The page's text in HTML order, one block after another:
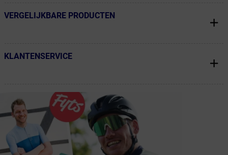
← Terug naar productnavigatie
VERGELIJKBARE PRODUCTEN
← Terug naar productnavigatie
KLANTENSERVICE